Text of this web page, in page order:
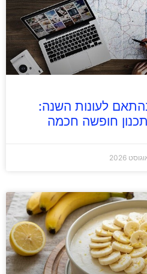
לעונות השנה:
חופשה חכמה